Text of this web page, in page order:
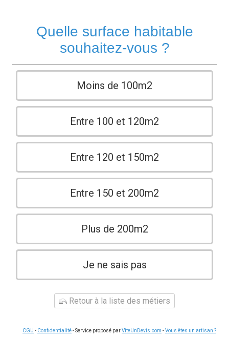
Quelle surface habitable
souhaitez-vous ?
Moins de 100m2
Entre 100 et 120m2
Entre 120 et 150m2
Entre 150 et 200m2
Plus de 200m2
Je ne sais pas
Retour à la liste des métiers
CGU - Confidentialité- Service proposé parViteUnDevis.com -Vous êtes un artisan ?